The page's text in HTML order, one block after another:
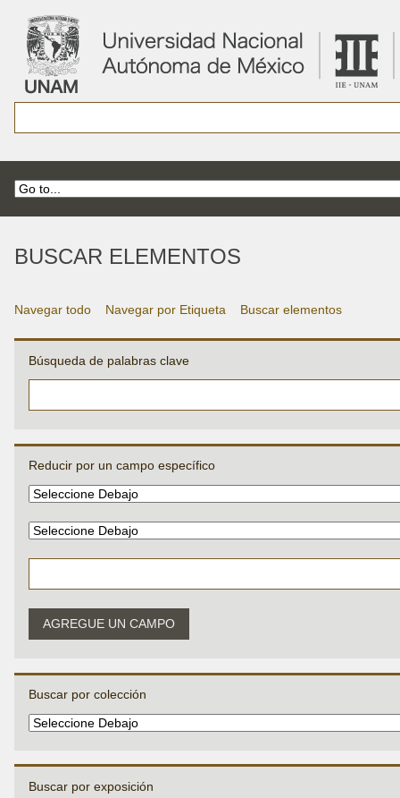
BUSCAR ELEMENTOS
Navegar todo Navegar por Etiqueta Buscar elementos
Búsqueda de palabras clave
Reducir por un campo específico
AGREGUE UN CAMPO
Buscar por colección
Buscar por exposición